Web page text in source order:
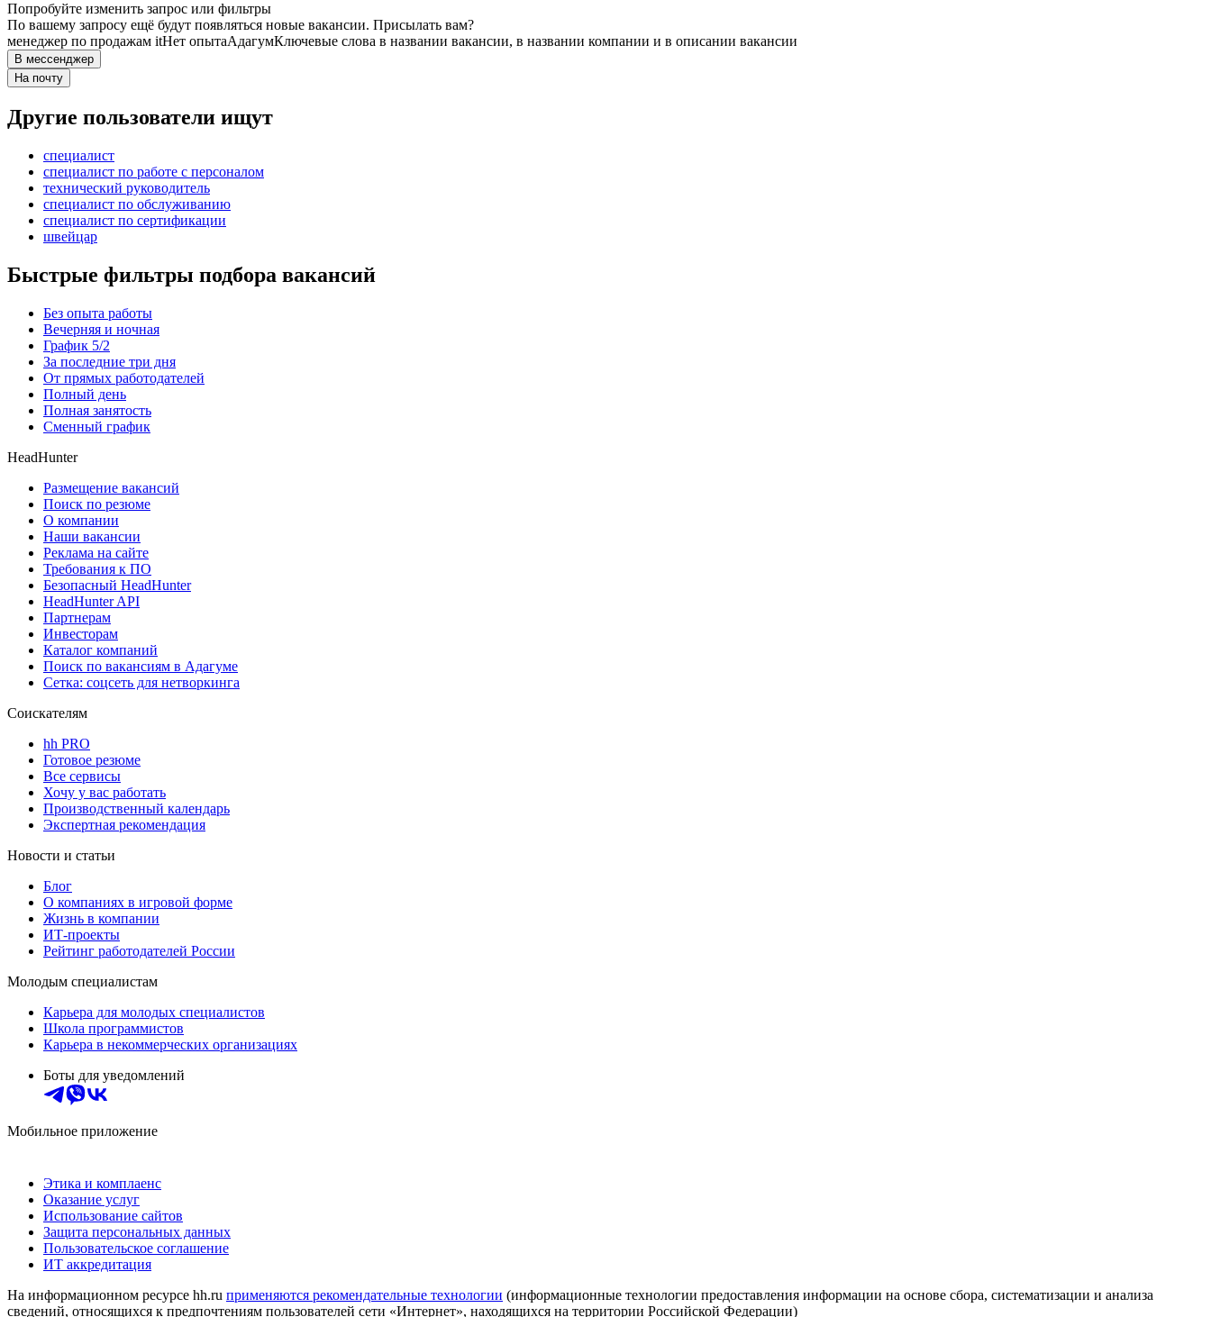
Попробуйте изменить запрос или фильтры
По вашему запросу ещё будут появляться новые вакансии. Присылать вам?
менеджер по продажам itНет опытаАдагумКлючевые слова в названии вакансии, в названии компании и в описании вакансии
В мессенджер
На почту
Другие пользователи ищут
специалист
специалист по работе с персоналом
технический руководитель
специалист по обслуживанию
специалист по сертификации
швейцар
Быстрые фильтры подбора вакансий
Без опыта работы
Вечерняя и ночная
График 5/2
За последние три дня
От прямых работодателей
Полный день
Полная занятость
Сменный график
HeadHunter
Размещение вакансий
Поиск по резюме
О компании
Наши вакансии
Реклама на сайте
Требования к ПО
Безопасный HeadHunter
HeadHunter API
Партнерам
Инвесторам
Каталог компаний
Поиск по вакансиям в Адагуме
Сетка: соцсеть для нетворкинга
Соискателям
hh PRO
Готовое резюме
Все сервисы
Хочу у вас работать
Производственный календарь
Экспертная рекомендация
Новости и статьи
Блог
О компаниях в игровой форме
Жизнь в компании
ИТ-проекты
Рейтинг работодателей России
Молодым специалистам
Карьера для молодых специалистов
Школа программистов
Карьера в некоммерческих организациях
Боты для уведомлений
Мобильное приложение
Этика и комплаенс
Оказание услуг
Использование сайтов
Защита персональных данных
Пользовательское соглашение
ИТ аккредитация
На информационном ресурсе hh.ru применяются рекомендательные технологии (информационные технологии предоставления информации на основе сбора, систематизации и анализа
сведений, относящихся к предпочтениям пользователей сети «Интернет», находящихся на территории Российской Федерации)